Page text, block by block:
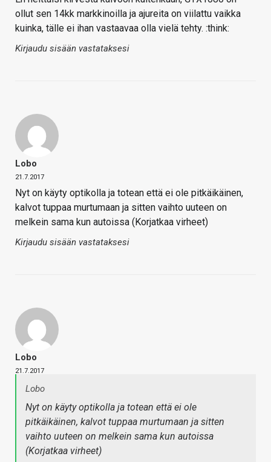
ollut sen 14kk markkinoilla ja ajureita on viilattu vaikka
kuinka, tälle ei ihan vastaavaa olla vielä tehty. :think:
Kirjaudu sisään vastataksesi
Lobo
21.7.2017
Nyt on käyty optikolla ja totean että ei ole pitkäikäinen,
kalvot tuppaa murtumaan ja sitten vaihto uuteen on
melkein sama kun autoissa (Korjatkaa virheet)
Kirjaudu sisään vastataksesi
Lobo
21.7.2017
Lobo
Nyt on käyty optikolla ja totean että ei ole
pitkäikäinen, kalvot tuppaa murtumaan ja sitten
vaihto uuteen on melkein sama kun autoissa
(Korjatkaa virheet)